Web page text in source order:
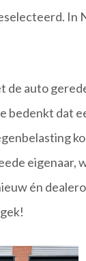
In
de auto
bedenkt dat
eigenaar,
én